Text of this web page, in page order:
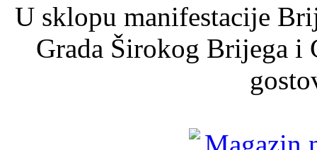
U sklopu manifestacije
Grada Širokog Brijega